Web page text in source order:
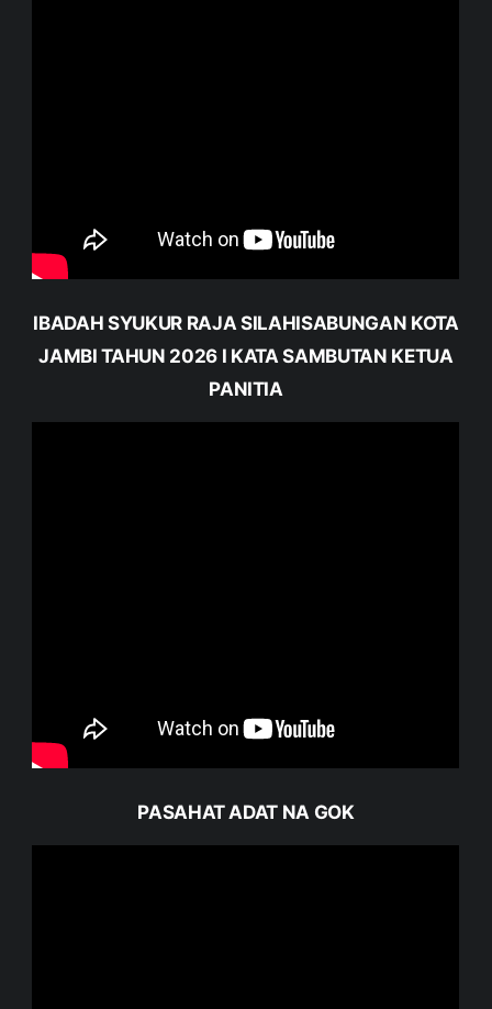
IBADAH SYUKUR RAJA SILAHISABUNGAN KOTA
JAMBI TAHUN 2026 I KATA SAMBUTAN KETUA
PANITIA
PASAHAT ADAT NA GOK